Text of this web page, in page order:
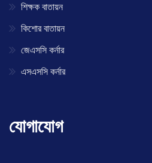
শিক্ষক বাতায়ন
কিশোর বাতায়ন
জেএসসি কর্নার
এসএসসি কর্নার
যোগাযোগ